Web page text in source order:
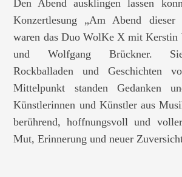
Den Abend ausklingen lassen
Konzertlesung „Am Abend
waren das Duo WolKe X mit Kerstin
und Wolfgang Brückner. Sie
Rockballaden und Geschichten
Mittelpunkt standen Gedanken
Künstlerinnen und Künstler aus
berührend, hoffnungsvoll und
Mut, Erinnerung und neuer